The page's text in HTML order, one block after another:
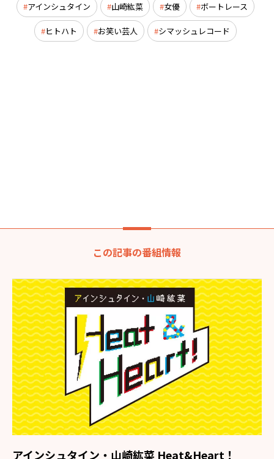
アインシュタイン 山崎紘菜 女優 ボートレース
ヒトハト お笑い芸人 シマッシュレコード
この記事の番組情報
アインシュタイン・山崎紘菜 Heat&Heart！